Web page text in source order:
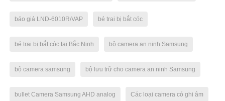
báo giá LND-6010R/VAP bé trai bị bắt cóc
bé trai bị bắt cóc tại Bắc Ninh bộ camera an ninh Samsung
bộ camera samsung bộ lưu trữ cho camera an ninh Samsung
bullet Camera Samsung AHD analog Các loại camera có ghi âm